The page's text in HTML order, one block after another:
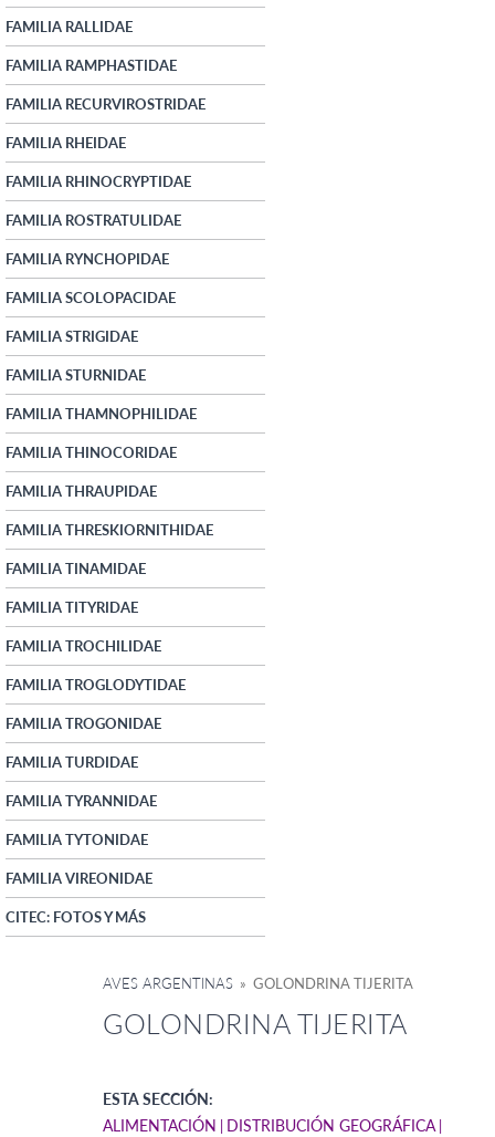
FAMILIA RALLIDAE
FAMILIA RAMPHASTIDAE
FAMILIA RECURVIROSTRIDAE
FAMILIA RHEIDAE
FAMILIA RHINOCRYPTIDAE
FAMILIA ROSTRATULIDAE
FAMILIA RYNCHOPIDAE
FAMILIA SCOLOPACIDAE
FAMILIA STRIGIDAE
FAMILIA STURNIDAE
FAMILIA THAMNOPHILIDAE
FAMILIA THINOCORIDAE
FAMILIA THRAUPIDAE
FAMILIA THRESKIORNITHIDAE
FAMILIA TINAMIDAE
FAMILIA TITYRIDAE
FAMILIA TROCHILIDAE
FAMILIA TROGLODYTIDAE
FAMILIA TROGONIDAE
FAMILIA TURDIDAE
FAMILIA TYRANNIDAE
FAMILIA TYTONIDAE
FAMILIA VIREONIDAE
CITEC: FOTOS Y MÁS
AVES ARGENTINAS » GOLONDRINA TIJERITA
GOLONDRINA TIJERITA
ESTA SECCIÓN:
ALIMENTACIÓN
DISTRIBUCIÓN GEOGRÁFICA